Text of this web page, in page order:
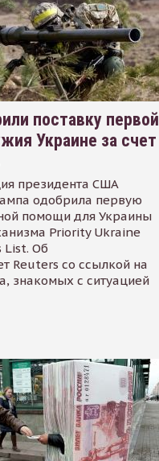
поставку первой
Украине за счет
президента США
одобрила первую
помощи для Украины
Priority Ukraine
List. Об
Reuters со ссылкой на
знакомых с ситуацией